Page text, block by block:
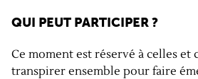
QUI PEUT PARTICIPER ?
Ce moment est réservé à celles et
transpirer ensemble pour faire